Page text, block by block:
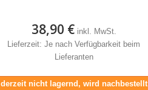
38,90 € inkl. MwSt.
Lieferzeit: Je nach Verfügbarkeit beim
Lieferanten
derzeit nicht lagernd, wird nachbestellt